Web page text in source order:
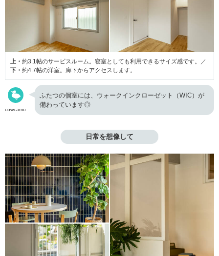
上・ 約3.1帖のサービスルーム。寝室としても利用できるサイズ感です。／
下・ 約4.7帖の洋室。廊下からアクセスします。
cowcamo
ふたつの個室には、ウォークインクローゼット（WIC）が
備わっています◎
日常を想像して